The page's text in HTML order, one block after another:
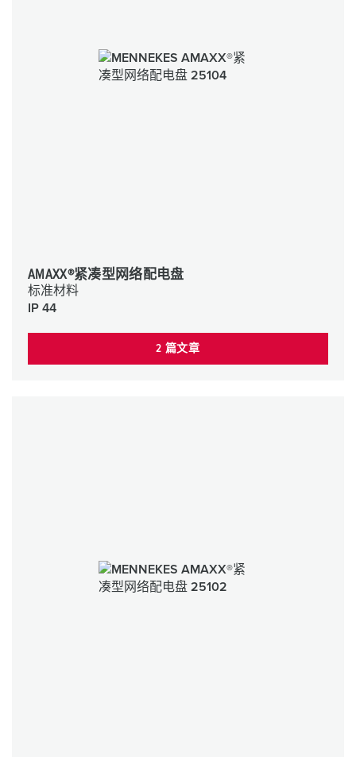
AMAXX®紧凑型网络配电盘
标准材料
IP 44
2 篇文章